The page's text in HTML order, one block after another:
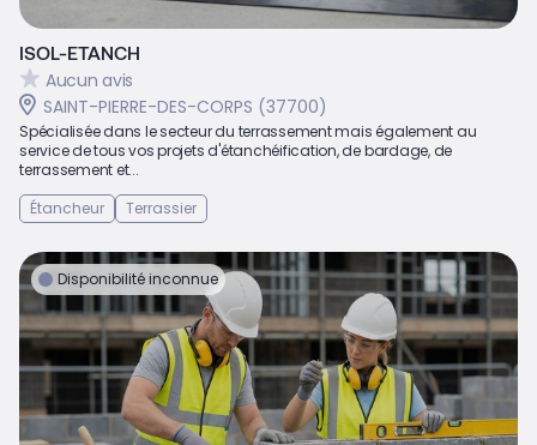
ISOL-ETANCH
Aucun avis
SAINT-PIERRE-DES-CORPS (37700)
Spécialisée dans le secteur du terrassement mais également au
service de tous vos projets d'étanchéification, de bardage, de
terrassement et...
Étancheur
Terrassier
Disponibilité inconnue